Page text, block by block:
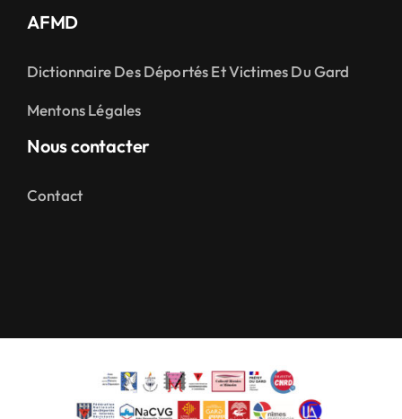
AFMD
Dictionnaire Des Déportés Et Victimes Du Gard
Mentons Légales
Nous contacter
Contact